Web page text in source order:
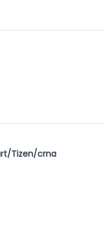
Tizen/crna